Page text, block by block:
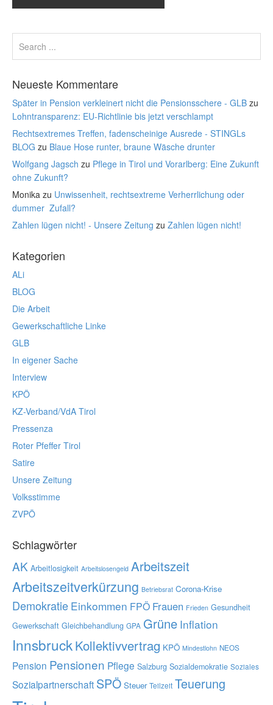
Neueste Kommentare
Später in Pension verkleinert nicht die Pensionsschere - GLB zu
Lohntransparenz: EU-Richtlinie bis jetzt verschlampt
Rechtsextremes Treffen, fadenscheinige Ausrede - STINGLs
BLOG zu Blaue Hose runter, braune Wäsche drunter
Wolfgang Jagsch zu Pflege in Tirol und Vorarlberg: Eine Zukunft
ohne Zukunft?
Monika zu Unwissenheit, rechtsextreme Verherrlichung oder
dummer Zufall?
Zahlen lügen nicht! - Unsere Zeitung zu Zahlen lügen nicht!
Kategorien
ALi
BLOG
Die Arbeit
Gewerkschaftliche Linke
GLB
In eigener Sache
Interview
KPÖ
KZ-Verband/VdA Tirol
Pressenza
Roter Pfeffer Tirol
Satire
Unsere Zeitung
Volksstimme
ZVPÖ
Schlagwörter
AK Arbeitlosigkeit Arbeitslosengeld Arbeitszeit
Arbeitszeitverkürzung Betriebsrat Corona-Krise
Demokratie Einkommen FPÖ Frauen Frieden Gesundheit
Gewerkschaft Gleichbehandlung GPA Grüne Inflation
InnsbruckKollektivvertrag KPÖ Mindestlohn NEOS
Pension Pensionen Pflege Salzburg Sozialdemokratie Soziales
Sozialpartnerschaft SPÖ Steuer Teilzeit Teuerung